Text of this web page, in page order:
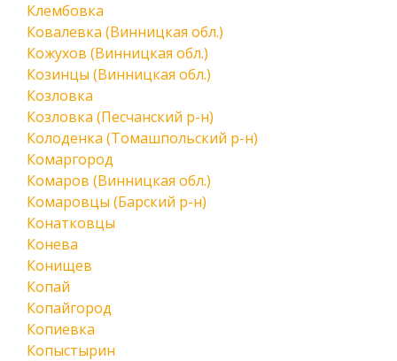
Клембовка
Ковалевка (Винницкая обл.)
Кожухов (Винницкая обл.)
Козинцы (Винницкая обл.)
Козловка
Козловка (Песчанский р-н)
Колоденка (Томашпольский р-н)
Комаргород
Комаров (Винницкая обл.)
Комаровцы (Барский р-н)
Конатковцы
Конева
Конищев
Копай
Копайгород
Копиевка
Копыстырин